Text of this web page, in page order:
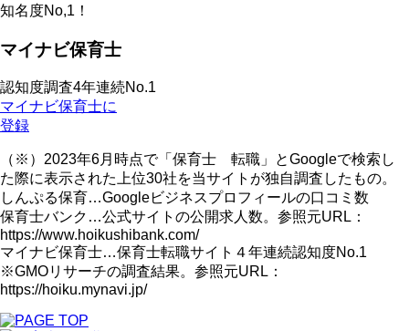
知名度No,1！
マイナビ保育士
認知度調査4年連続No.1
マイナビ保育士に
登録
（※）2023年6月時点で「保育士 転職」とGoogleで検索し
た際に表示された上位30社を当サイトが独自調査したもの。
しんぷる保育…Googleビジネスプロフィールの口コミ数
保育士バンク…公式サイトの公開求人数。参照元URL：
https://www.hoikushibank.com/
マイナビ保育士…保育士転職サイト４年連続認知度No.1
※GMOリサーチの調査結果。参照元URL：
https://hoiku.mynavi.jp/